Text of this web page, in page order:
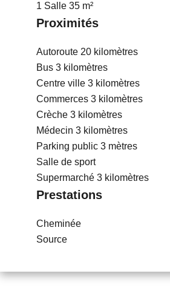
1 Salle 35 m²
Proximités
Autoroute 20 kilomètres
Bus 3 kilomètres
Centre ville 3 kilomètres
Commerces 3 kilomètres
Crèche 3 kilomètres
Médecin 3 kilomètres
Parking public 3 mètres
Salle de sport
Supermarché 3 kilomètres
Prestations
Cheminée
Source